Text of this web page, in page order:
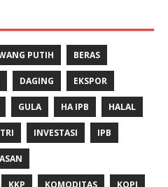
PUTIH BERAS
DAGING EKSPOR
GULA HA IPB HALAL
INVESTASI IPB
KKP KOMODITAS KOPI